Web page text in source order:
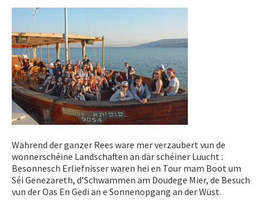
Während der ganzer Rees ware mer verzaubert vun de
wonnerschéine Landschaften an där schéiner Luucht :
Besonnesch Erliefnisser waren hei en Tour mam Boot um
Séi Genezareth, d’Schwammen am Doudege Mier, de Besuch
vun der Oas En Gedi an e Sonnenopgang an der Wüst.